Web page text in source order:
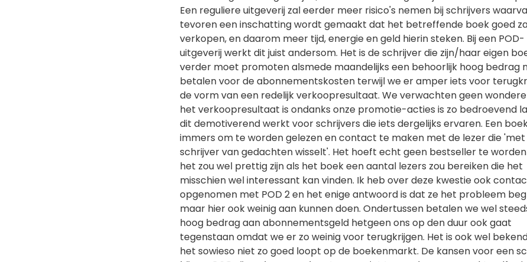
Een reguliere uitgeverij zal eerder meer risico's nemen bij schrijvers
tevoren een inschatting wordt gemaakt dat het betreffende boek goed
verkopen, en daarom meer tijd, energie en geld hierin steken. Bij een POD-
uitgeverij werkt dit juist andersom. Het is de schrijver die zijn/haar eigen
verder moet promoten alsmede maandelijks een behoorlijk hoog bedrag
betalen voor de abonnementskosten terwijl we er amper iets voor
de vorm van een redelijk verkoopresultaat. We verwachten geen
het verkoopresultaat is ondanks onze promotie-acties is zo bedroevend
dit demotiverend werkt voor schrijvers die iets dergelijks ervaren. Een
immers om te worden gelezen en contact te maken met de lezer die
schrijver van gedachten wisselt'. Het hoeft echt geen bestseller te
het zou wel prettig zijn als het boek een aantal lezers zou bereiken die het
misschien wel interessant kan vinden. Ik heb over deze kwestie ook
opgenomen met POD 2 en het enige antwoord is dat ze het probleem
maar hier ook weinig aan kunnen doen. Ondertussen betalen we wel
hoog bedrag aan abonnementsgeld hetgeen ons op den duur ook gaat
tegenstaan omdat we er zo weinig voor terugkrijgen. Het is ook wel
het sowieso niet zo goed loopt op de boekenmarkt. De kansen voor een